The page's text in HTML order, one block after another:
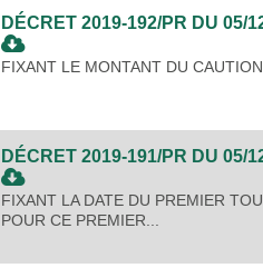
DÉCRET 2019-192/PR DU 05/
FIXANT LE MONTANT DU
DÉCRET 2019-191/PR DU 05/
FIXANT LA DATE DU PREMIER
POUR CE PREMIER...